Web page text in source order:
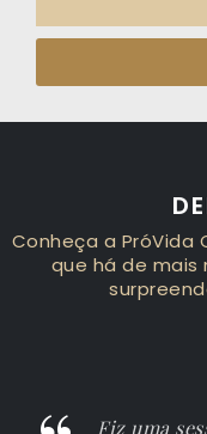
Conheça a PróVida
que há de mais
Fiz uma